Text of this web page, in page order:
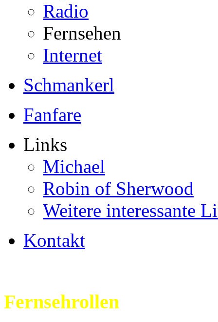
Radio
Fernsehen
Internet
Schmankerl
Fanfare
Links
Michael
Robin of Sherwood
Weitere interessante
Kontakt
Fernsehrollen